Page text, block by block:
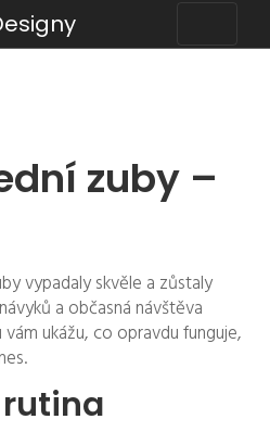
zuby –
vypadaly skvěle a zůstaly
a občasná návštěva
ukážu, co opravdu funguje,